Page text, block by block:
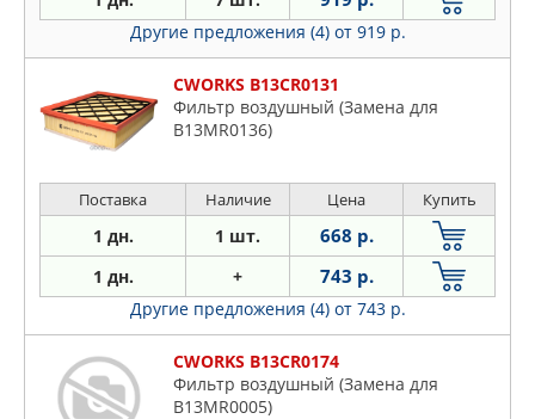
Другие предложения (4) от 919 р.
CWORKS B13CR0131
Фильтр воздушный (Замена для
B13MR0136)
Поставка Наличие Цена Купить
1 дн. 1 шт. 668 р.
1 дн. + 743 р.
Другие предложения (4) от 743 р.
CWORKS B13CR0174
Фильтр воздушный (Замена для
B13MR0005)